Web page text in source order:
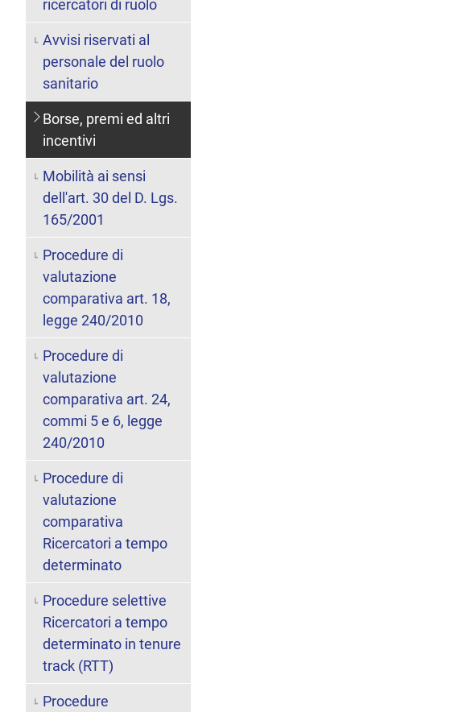
ricercatori di ruolo
Avvisi riservati al
personale del ruolo
sanitario
Borse, premi ed altri
incentivi
Mobilità ai sensi
dell'art. 30 del D. Lgs.
165/2001
Procedure di
valutazione
comparativa art. 18,
legge 240/2010
Procedure di
valutazione
comparativa art. 24,
commi 5 e 6, legge
240/2010
Procedure di
valutazione
comparativa
Ricercatori a tempo
determinato
Procedure selettive
Ricercatori a tempo
determinato in tenure
track (RTT)
Procedure